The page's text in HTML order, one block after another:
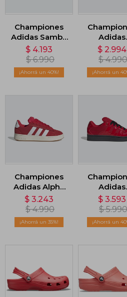
Championes
Adidas Samba
OG - Rojo
$ 4.193
$ 6.990
40
Adidas
Barreda
Decode -
$ 2.994
$ 4.990
40
Championes
Adidas Alpha
00s - Rojo
$ 3.243
$ 4.990
35
Adidas
Campus
Beta -
$ 3.593
$ 5.990
40